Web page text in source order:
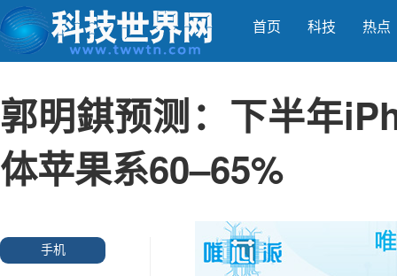
首页 科技 热点
郭明錤预测：下半年
体苹果系60–65%
手机